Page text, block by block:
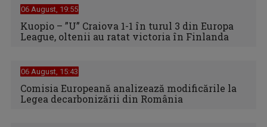
06 August, 19:55
Kuopio – ”U” Craiova 1-1 în turul 3 din Europa
League, oltenii au ratat victoria în Finlanda
06 August, 15:43
Comisia Europeană analizează modificările la
Legea decarbonizării din România